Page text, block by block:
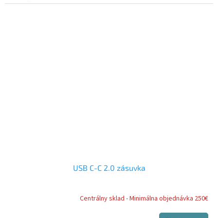
USB C-C 2.0 zásuvka
Centrálny sklad - Minimálna objednávka 250€